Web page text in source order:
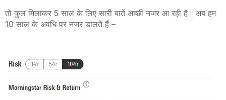
तो कुल मिलाकर 5 साल के लिए सारी बातें अच्छी नजर आ रही है। अब हम
10 साल के अवधि पर नजर डालते हैं –